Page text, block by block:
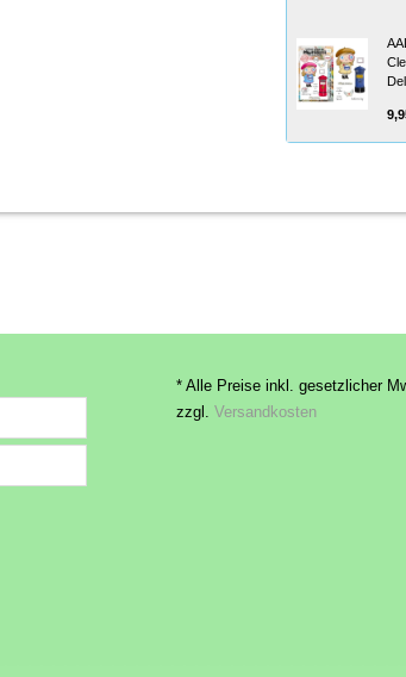
* Alle Preise inkl. gesetzlicher
zzgl. Versandkosten